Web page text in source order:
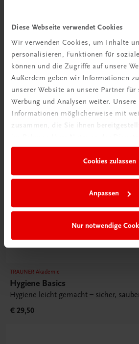
Diese Webseite verwendet Cookies
Wir verwenden Cookies, um Inhalte
personalisieren, Funktionen für
können und die Zugriffe auf unsere
Außerdem geben wir Informationen
unserer Website an unsere Partner
Werbung und Analysen weiter.
Informationen möglicherweise mit
zusammen, die Sie ihnen
Cookies zulassen
Anpassen
Nur notwendige
TRAUNER Akademie
Allergene & Co
Unverträglichkeiten verstehen – Gäste
€ 24,50
TRAUNER Akademie
Hygiene Basics
Hygiene leicht gemacht – sicher,
€ 29,50